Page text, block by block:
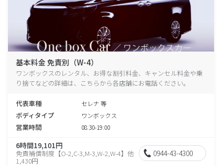
基本料金 免責別（W-4）
ワンボックスのレンタル、お得な割引料金、キャンセル料金や乗
り捨てなどの詳細は、こちらから各店舗にお電話ください。
代表車種 セレナ 等
ボディタイプ ワンボックス
営業時間 08:30-19:00
6時間19,101円
免責補償制度【O-2,C-3,M-3,W-2,W-4】他
1,430円
0944-43-4300